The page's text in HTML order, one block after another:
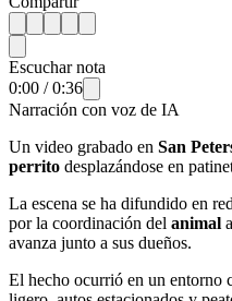
Escuchar nota
0:00 /0:36
Narración con voz de IA
Un video grabado en San
perrito desplazándose en
La escena se ha difundido en
por la coordinación del animal
avanza junto a sus dueños.
El hecho ocurrió en un entorno